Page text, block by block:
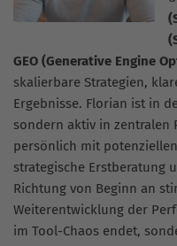
GEO (Generative Engine
skalierbare Strategien,
Ergebnisse. Florian ist in
sondern aktiv in zentralen
persönlich mit
strategische Erstberatung
Richtung von Beginn an
Weiterentwicklung der
im Tool-Chaos endet,